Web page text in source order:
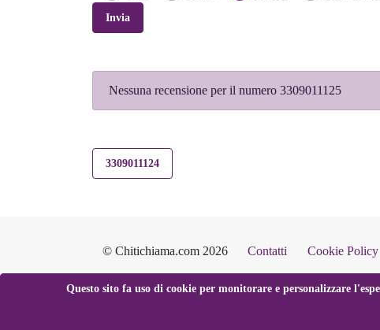
Invia
Nessuna recensione per il numero 3309011125
3309011124
© Chitichiama.com 2026 Contatti Cookie Policy
Questo sito fa uso di cookie per monitorare e personalizzare